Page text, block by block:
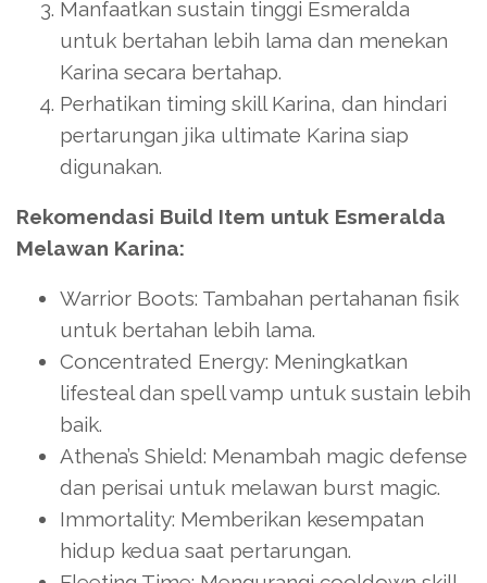
Manfaatkan sustain tinggi Esmeralda
untuk bertahan lebih lama dan menekan
Karina secara bertahap.
Perhatikan timing skill Karina, dan hindari
pertarungan jika ultimate Karina siap
digunakan.
Rekomendasi Build Item untuk Esmeralda
Melawan Karina:
Warrior Boots: Tambahan pertahanan fisik
untuk bertahan lebih lama.
Concentrated Energy: Meningkatkan
lifesteal dan spell vamp untuk sustain lebih
baik.
Athena’s Shield: Menambah magic defense
dan perisai untuk melawan burst magic.
Immortality: Memberikan kesempatan
hidup kedua saat pertarungan.